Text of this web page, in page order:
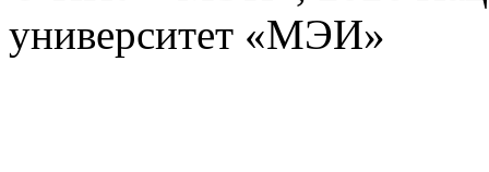
университет «МЭИ»